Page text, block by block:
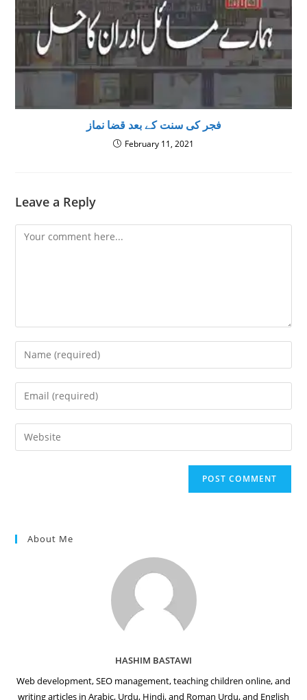
فجر کی سنت کے بعد قضا نماز
February 11, 2021
Leave a Reply
Comment
Enter
your
name
comment
Enter
your
email
address
Enter
your
About Me
HASHIM BASTAWI
Web development, SEO management, teaching children online, and
writing articles in Arabic, Urdu, Hindi, and Roman Urdu, and English